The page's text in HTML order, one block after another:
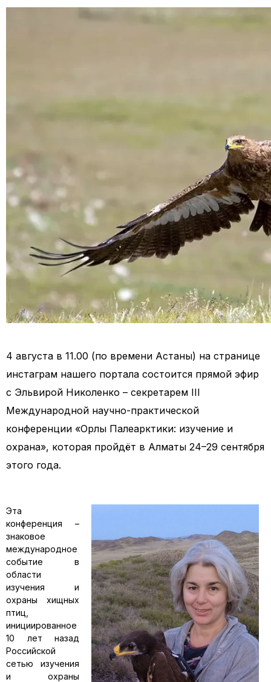
4 августа в 11.00 (по времени Астаны) на странице
инстаграм нашего портала состоится прямой эфир
с Эльвирой Николенко – секретарем III
Международной научно-практической
конференции «Орлы Палеарктики: изучение и
охрана», которая пройдёт в Алматы 24–29 сентября
этого года.
Эта
конференция –
знаковое
международное
событие в
области
изучения и
охраны хищных
птиц,
инициированное
10 лет назад
Российской
сетью изучения
и охраны